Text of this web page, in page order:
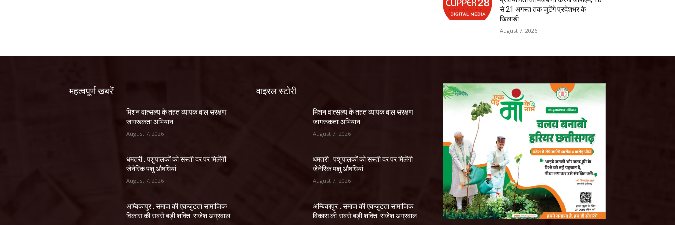
से 21 अगस्त तक जुटेंगे प्रदेशभर के
खिलाड़ी
August 7, 2026
महत्वपूर्ण खबरें
मिशन वात्सल्य के तहत व्यापक बाल संरक्षण
जागरूकता अभियान
August 7, 2026
धमतरी : पशुपालकों को सस्ती दर पर मिलेंगी
जेनेरिक पशु औषधियां
August 7, 2026
अम्बिकापुर : समाज की एकजुटता सामाजिक
विकास की सबसे बड़ी शक्ति: राजेश अग्रवाल
वाइरल स्टोरी
मिशन वात्सल्य के तहत व्यापक बाल संरक्षण
जागरूकता अभियान
August 7, 2026
धमतरी : पशुपालकों को सस्ती दर पर मिलेंगी
जेनेरिक पशु औषधियां
August 7, 2026
अम्बिकापुर : समाज की एकजुटता सामाजिक
विकास की सबसे बड़ी शक्ति: राजेश अग्रवाल